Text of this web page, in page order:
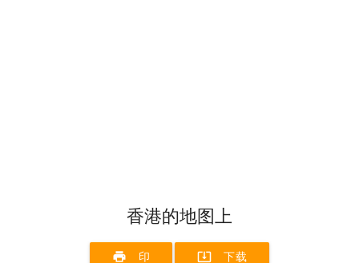
香港的地图上
print 印 system_update_alt 下载